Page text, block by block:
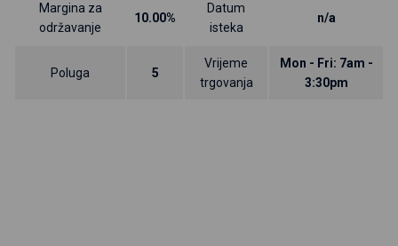
Margina za
održavanje
10.00%
Datum
isteka
n/a
Poluga 5
Vrijeme
trgovanja
Mon - Fri: 7am -
3:30pm